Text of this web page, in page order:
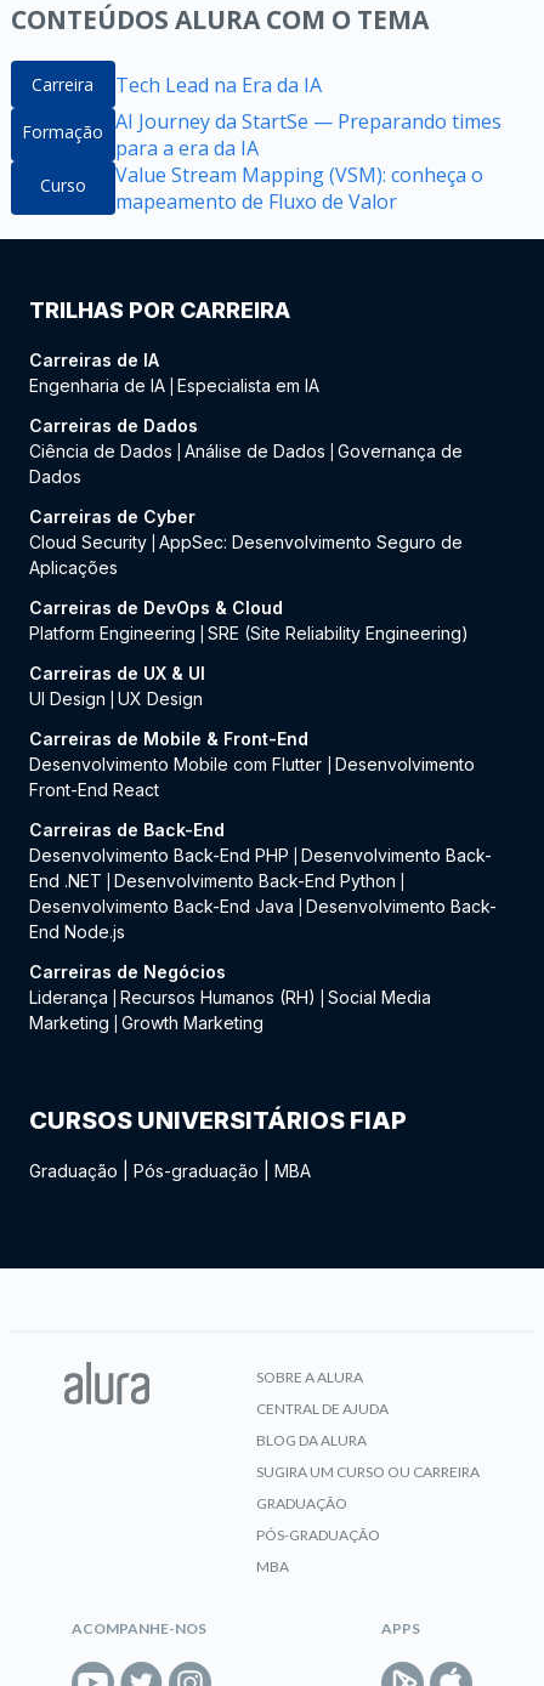
CONTEÚDOS ALURA COM O TEMA
Carreira Tech Lead na Era da IA
Formação AI Journey da StartSe — Preparando times
para a era da IA
Curso
Value Stream Mapping (VSM): conheça o
mapeamento de Fluxo de Valor
TRILHAS POR CARREIRA
Carreiras de IA
Engenharia de IA Especialista em IA
Carreiras de Dados
Ciência de Dados
Análise de Dados
Governança de
Dados
Carreiras de Cyber
Cloud Security AppSec: Desenvolvimento Seguro de
Aplicações
Carreiras de DevOps & Cloud
Platform Engineering
SRE (Site Reliability Engineering)
Carreiras de UX & UI
UI Design
UX Design
Carreiras de Mobile & Front-End
Desenvolvimento Mobile com Flutter
Desenvolvimento
Front-End React
Carreiras de Back-End
Desenvolvimento Back-End PHP
Desenvolvimento Back-
End .NET
Desenvolvimento Back-End Python
Desenvolvimento Back-End Java
Desenvolvimento Back-
End Node.js
Carreiras de Negócios
Liderança
Recursos Humanos (RH)
Social Media
Marketing
Growth Marketing
CURSOS UNIVERSITÁRIOS FIAP
Graduação Pós-graduação MBA
SOBRE A ALURA
CENTRAL DE AJUDA
BLOG DA ALURA
SUGIRA UM CURSO OU CARREIRA
GRADUAÇÃO
PÓS-GRADUAÇÃO
MBA
ACOMPANHE-NOS APPS